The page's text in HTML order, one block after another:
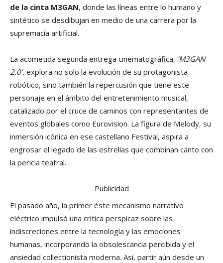
de la cinta M3GAN, donde las líneas entre lo humano y
sintético se desdibujan en medio de una carrera por la
supremacía artificial.
La acometida segunda entrega cinematográfica, ‘M3GAN
2.0’, explora no solo la evolución de su protagonista
robótico, sino también la repercusión que tiene este
personaje en el ámbito del entretenimiento musical,
catalizado por el cruce de caminos con representantes de
eventos globales como Eurovision. La figura de Melody, su
inmersión icónica en ese castellano Festival, aspira a
engrosar el legado de las estrellas que combinan canto con
la pericia teatral.
Publicidad
El pasado año, la primer éste mecanismo narrativo
eléctrico impulsó una crítica perspicaz sobre las
indiscreciones entre la tecnología y las emociones
humanas, incorporando la obsolescancia percibida y el
ansiedad collectionista moderna. Así, partir aún desde un